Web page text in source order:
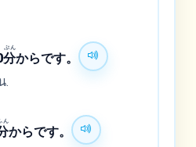
分
ぷん
からです。
.
ん
からです。